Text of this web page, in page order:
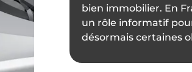
bien immobilier. En
un rôle informatif
désormais certaines